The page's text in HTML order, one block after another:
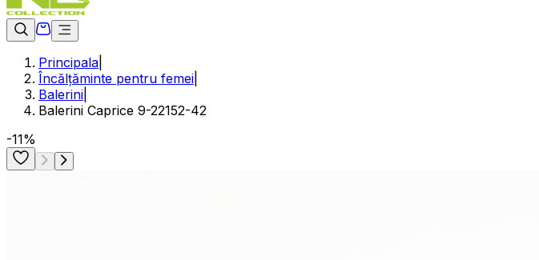
Principala
Încălțăminte pentru femei
Balerini
Balerini Caprice 9-22152-42
-11%